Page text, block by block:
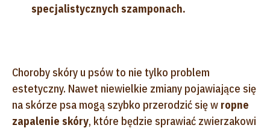
specjalistycznych szamponach.
Choroby skóry u psów to nie tylko problem
estetyczny. Nawet niewielkie zmiany pojawiające się
na skórze psa mogą szybko przerodzić się w ropne
zapalenie skóry, które będzie sprawiać zwierzakowi